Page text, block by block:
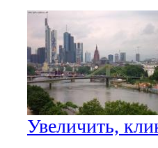
Увеличить,